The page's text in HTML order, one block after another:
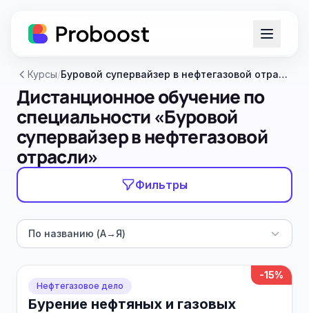
Курсы/ Буровой супервайзер в нефтегазовой отрасли
Дистанционное обучение по
специальности «Буровой
супервайзер в нефтегазовой
отрасли»
Фильтры
По названию (А→Я)
-15%
Нефтегазовое дело
Бурение нефтяных и газовых